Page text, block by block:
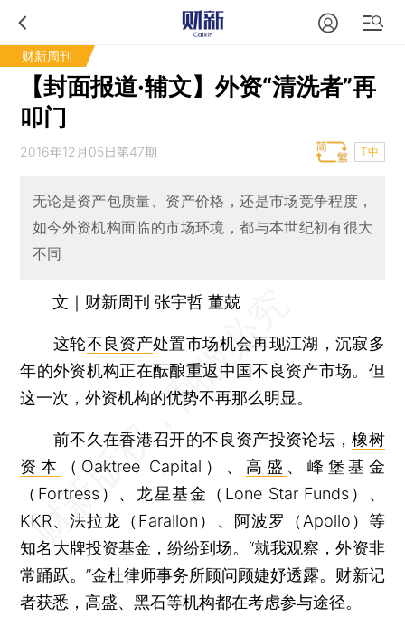
财新周刊
【封面报道·辅文】外资“清洗者”再
叩门
2016年12月05日第47期 T中
无论是资产包质量、资产价格，还是市场竞争程度，
如今外资机构面临的市场环境，都与本世纪初有很大
不同
文｜财新周刊 张宇哲 董兢
这轮不良资产处置市场机会再现江湖，沉寂多
年的外资机构正在酝酿重返中国不良资产市场。但
这一次，外资机构的优势不再那么明显。
前不久在香港召开的不良资产投资论坛，橡树
资本
（Oaktree Capital）、高盛 、峰堡基金
（Fortress）、龙星基金（Lone Star Funds）、
KKR、法拉龙（Farallon）、阿波罗（Apollo）等
知名大牌投资基金，纷纷到场。“就我观察，外资非
常踊跃。”金杜律师事务所顾问顾婕妤透露。财新记
者获悉，高盛、黑石等机构都在考虑参与途径。